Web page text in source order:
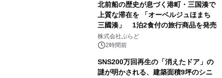
北前船の歴史が息づく港町・三国湊で
上質な滞在を 「オーベルジュほまち
三國湊」 1泊2食付の旅行商品を発売
株式会社ぷらど
2時間前
SNS200万回再生の「消えたドア」の
謎が明かされる、建築面積9坪のシニ